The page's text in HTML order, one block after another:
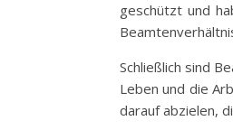
geschützt und
Schließlich sind
Leben und die
darauf abzielen,